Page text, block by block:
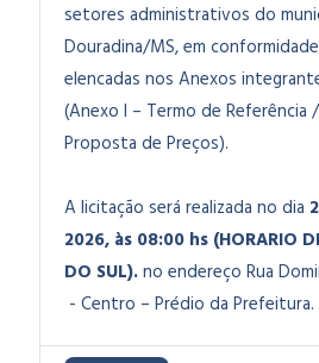
setores administrativos do
Douradina/MS,em
elencadas nos Anexos
(Anexo I – Termo de Referência
Proposta de Preços).
A licitação será realizada no dia
2026, às 08:00 hs (HORARIO
DO SUL).no endereço Rua
- Centro – Prédio da Prefeitura.